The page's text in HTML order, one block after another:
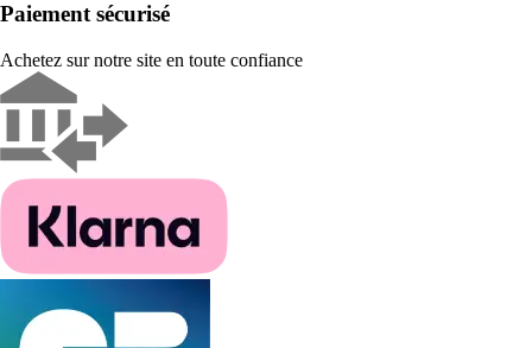
Paiement sécurisé
Achetez sur notre site en toute confiance